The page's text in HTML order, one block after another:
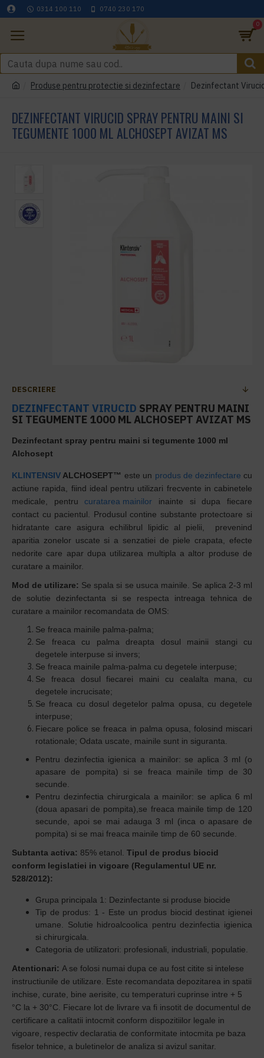
0314 100 110 0740 230 170
0
Produse pentru protectie si dezinfectare Dezinfectant
DEZINFECTANT VIRUCID SPRAY PENTRU MAINI SI
TEGUMENTE 1000 ML ALCHOSEPT AVIZAT MS
DESCRIERE
DEZINFECTANT VIRUCID SPRAY PENTRU MAINI
SI TEGUMENTE 1000 ML ALCHOSEPT AVIZAT MS
Dezinfectant spray pentru maini si tegumente 1000 ml
Alchosept
KLINTENSIV ALCHOSEPT™ este un produs de dezinfectare cu
actiune rapida, fiind ideal pentru utilizari frecvente in cabinetele
medicale, pentru curatarea mainilor inainte si dupa fiecare
contact cu pacientul. Produsul contine substante protectoare si
hidratante care asigura echilibrul lipidic al pielii, prevenind
aparitia zonelor uscate si a senzatiei de piele crapata, efecte
nedorite care apar dupa utilizarea multipla a altor produse de
curatare a mainilor.
Mod de utilizare: Se spala si se usuca mainile. Se aplica 2-3 ml
de solutie dezinfectanta si se respecta intreaga tehnica de
curatare a mainilor recomandata de OMS:
Se freaca mainile palma-palma;
Se freaca cu palma dreapta dosul mainii stangi cu
degetele interpuse si invers;
Se freaca mainile palma-palma cu degetele interpuse;
Se freaca dosul fiecarei maini cu cealalta mana, cu
degetele incrucisate;
Se freaca cu dosul degetelor palma opusa, cu degetele
interpuse;
Fiecare police se freaca in palma opusa, folosind miscari
rotationale; Odata uscate, mainile sunt in siguranta.
Pentru dezinfectia igienica a mainilor: se aplica 3 ml (o
apasare de pompita) si se freaca mainile timp de 30
secunde.
Pentru dezinfectia chirurgicala a mainilor: se aplica 6 ml
(doua apasari de pompita),se freaca mainile timp de 120
secunde, apoi se mai adauga 3 ml (inca o apasare de
pompita) si se mai freaca mainile timp de 60 secunde.
Subtanta activa: 85% etanol. Tipul de produs biocid
conform legislatiei in vigoare (Regulamentul UE nr.
528/2012):
Grupa principala 1: Dezinfectante si produse biocide
Tip de produs: 1 - Este un produs biocid destinat igienei
umane. Solutie hidroalcoolica pentru dezinfectia igienica
si chirurgicala.
Categoria de utilizatori: profesionali, industriali, populatie.
Atentionari: A se folosi numai dupa ce au fost citite si intelese
instructiunile de utilizare. Este recomandata depozitarea in spatii
inchise, curate, bine aerisite, cu temperaturi cuprinse intre + 5
°C la + 30°C. Fiecare lot de livrare va fi insotit de documentul de
certificare a calitatii intocmit conform dispozitiilor legale in
vigoare, respectiv declaratia de conformitate intocmita pe baza
fiselor tehnice, a buletinelor de analiza si avizul sanitar.